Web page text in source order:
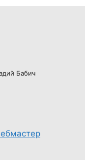
Бабич